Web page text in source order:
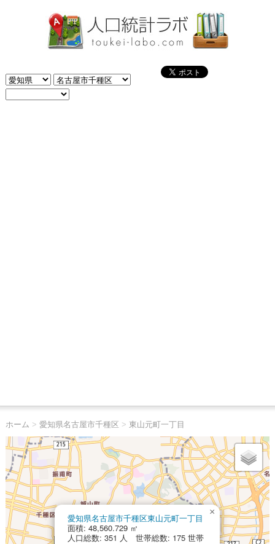
ホーム > 愛知県名古屋市千種区 > 東山元町一丁目
愛知県名古屋市千種区東山元町一丁目
面積: 48,560.729 ㎡
人口総数: 351 人 世帯総数: 175 世帯
×